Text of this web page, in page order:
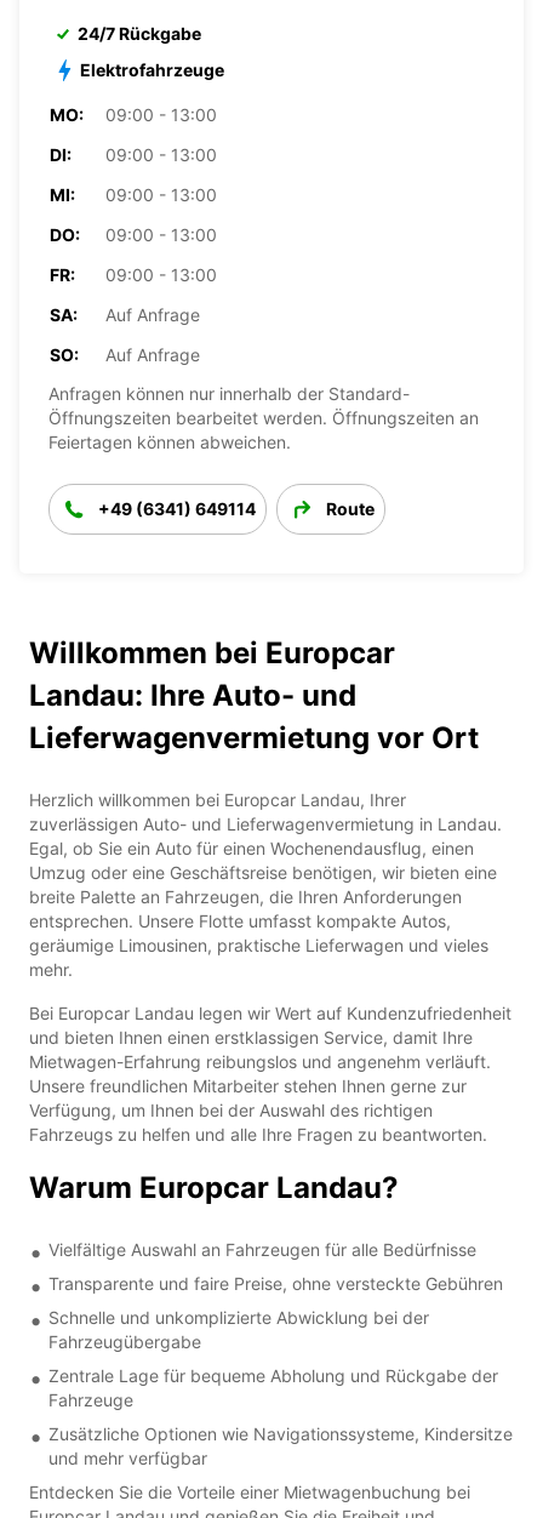
24/7 Rückgabe
Elektrofahrzeuge
MO:
09:00 - 13:00
DI:
09:00 - 13:00
MI:
09:00 - 13:00
DO:
09:00 - 13:00
FR:
09:00 - 13:00
SA:
Auf Anfrage
SO:
Auf Anfrage
Anfragen können nur innerhalb der Standard-
Öffnungszeiten bearbeitet werden. Öffnungszeiten an
Feiertagen können abweichen.
+49 (6341) 649114 Route
Willkommen bei Europcar
Landau: Ihre Auto- und
Lieferwagenvermietung vor Ort
Herzlich willkommen bei Europcar Landau, Ihrer
zuverlässigen Auto- und Lieferwagenvermietung in Landau.
Egal, ob Sie ein Auto für einen Wochenendausflug, einen
Umzug oder eine Geschäftsreise benötigen, wir bieten eine
breite Palette an Fahrzeugen, die Ihren Anforderungen
entsprechen. Unsere Flotte umfasst kompakte Autos,
geräumige Limousinen, praktische Lieferwagen und vieles
mehr.
Bei Europcar Landau legen wir Wert auf Kundenzufriedenheit
und bieten Ihnen einen erstklassigen Service, damit Ihre
Mietwagen-Erfahrung reibungslos und angenehm verläuft.
Unsere freundlichen Mitarbeiter stehen Ihnen gerne zur
Verfügung, um Ihnen bei der Auswahl des richtigen
Fahrzeugs zu helfen und alle Ihre Fragen zu beantworten.
Warum Europcar Landau?
Vielfältige Auswahl an Fahrzeugen für alle Bedürfnisse
Transparente und faire Preise, ohne versteckte Gebühren
Schnelle und unkomplizierte Abwicklung bei der
Fahrzeugübergabe
Zentrale Lage für bequeme Abholung und Rückgabe der
Fahrzeuge
Zusätzliche Optionen wie Navigationssysteme, Kindersitze
und mehr verfügbar
Entdecken Sie die Vorteile einer Mietwagenbuchung bei